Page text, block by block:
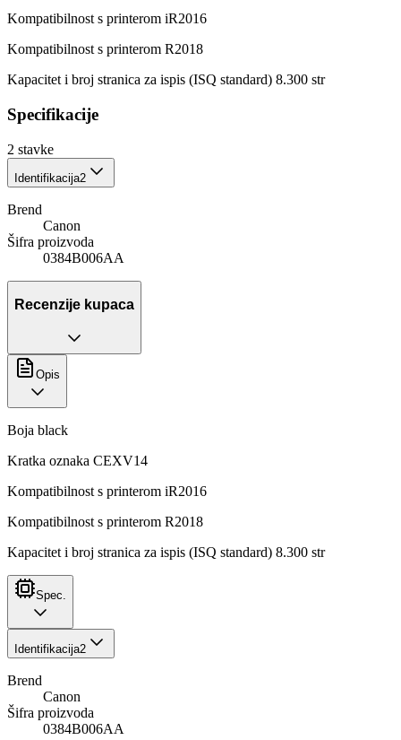
Kompatibilnost s printerom iR2016
Kompatibilnost s printerom R2018
Kapacitet i broj stranica za ispis (ISQ standard) 8.300 str
Specifikacije
2 stavke
Identifikacija2
Brend
Canon
Šifra proizvoda
0384B006AA
Recenzije kupaca
Opis
Boja black
Kratka oznaka CEXV14
Kompatibilnost s printerom iR2016
Kompatibilnost s printerom R2018
Kapacitet i broj stranica za ispis (ISQ standard) 8.300 str
Spec.
Identifikacija2
Brend
Canon
Šifra proizvoda
0384B006AA